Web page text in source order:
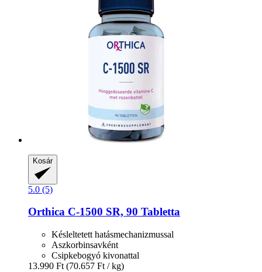
Kosár
5.0 (5)
Orthica C-​1500 SR, 90 Tabletta
Késleltetett hatásmechanizmussal
Aszkorbinsavként
Csipkebogyó kivonattal
13.990 Ft (70.657 Ft / kg)